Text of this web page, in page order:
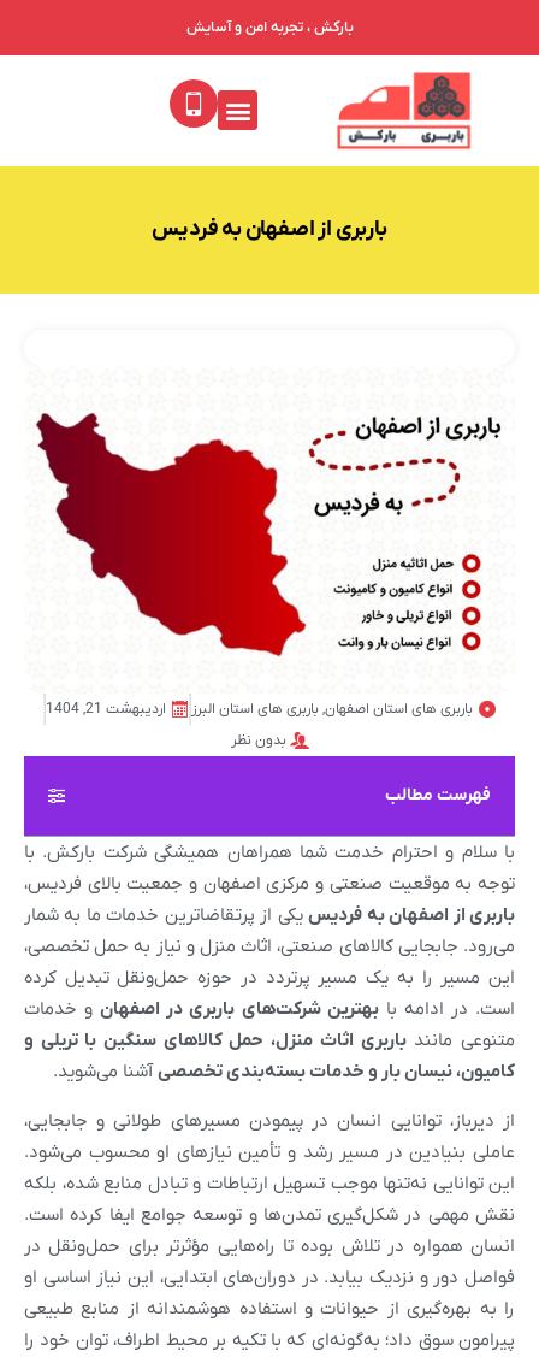
بارکش ، تجربه امن و آسایش
باربری از اصفهان به فردیس
باربری های استان اصفهان,باربری های استان البرز
اردیبهشت 21, 1404
بدون نظر
فهرست مطالب
با سلام و احترام خدمت شما همراهان همیشگی شرکت بارکش. با
توجه به موقعیت صنعتی و مرکزی اصفهان و جمعیت بالای فردیس،
باربری از اصفهان به فردیسیکی از پرتقاضاترین خدمات ما به شمار
می‌رود. جابجایی کالاهای صنعتی، اثاث منزل و نیاز به حمل تخصصی،
این مسیر را به یک مسیر پرتردد در حوزه حمل‌ونقل تبدیل کرده
است. در ادامه بابهترین شرکت‌های باربری در اصفهانو خدمات
متنوعی مانندباربری اثاث منزل، حمل کالاهای سنگین با تریلی و
کامیون، نیسان بار و خدمات بسته‌بندی تخصصیآشنا می‌شوید.
از دیرباز، توانایی انسان در پیمودن مسیرهای طولانی و جابجایی،
عاملی بنیادین در مسیر رشد و تأمین نیازهای او محسوب می‌شود.
این توانایی نه‌تنها موجب تسهیل ارتباطات و تبادل منابع شده، بلکه
نقش مهمی در شکل‌گیری تمدن‌ها و توسعه جوامع ایفا کرده است.
انسان همواره در تلاش بوده تا راه‌هایی مؤثرتر برای حمل‌ونقل در
فواصل دور و نزدیک بیابد. در دوران‌های ابتدایی، این نیاز اساسی او
را به بهره‌گیری از حیوانات و استفاده هوشمندانه از منابع طبیعی
پیرامون سوق داد؛ به‌گونه‌ای که با تکیه بر محیط اطراف، توان خود را